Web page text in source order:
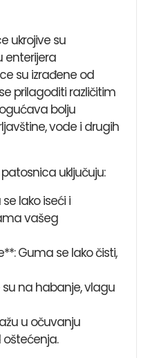
ukrojive su
enterijera
su izrađene od
prilagoditi različitim
bolju
vode i drugih
uključuju:
lako iseći i
vašeg
Guma se lako čisti,
na habanje, vlagu
u očuvanju